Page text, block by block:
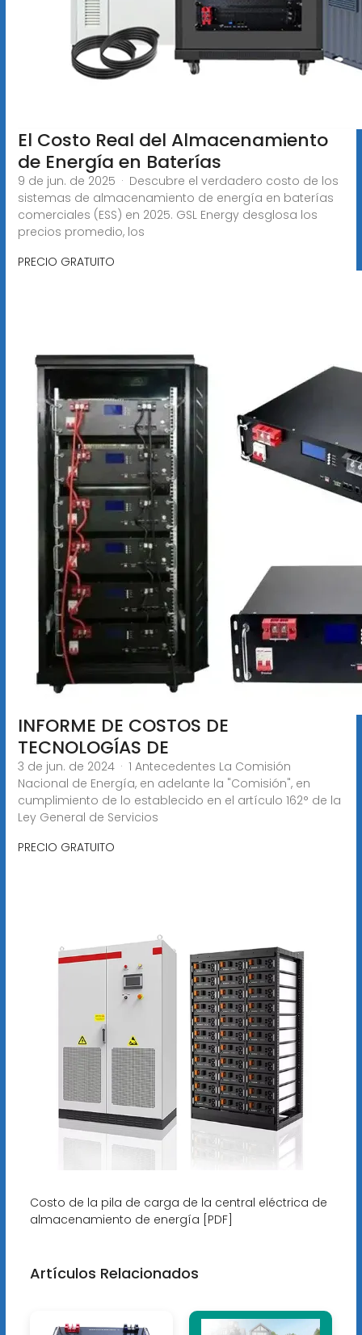
El Costo Real del Almacenamiento
de Energía en Baterías
9 de jun. de 2025 · Descubre el verdadero costo de los
sistemas de almacenamiento de energía en baterías
comerciales (ESS) en 2025. GSL Energy desglosa los
precios promedio, los
PRECIO GRATUITO
INFORME DE COSTOS DE
TECNOLOGÍAS DE
3 de jun. de 2024 · 1 Antecedentes La Comisión
Nacional de Energía, en adelante la "Comisión", en
cumplimiento de lo establecido en el artículo 162° de la
Ley General de Servicios
PRECIO GRATUITO
Costo de la pila de carga de la central eléctrica de
almacenamiento de energía [PDF]
Artículos Relacionados